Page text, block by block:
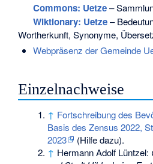
Commons: Uetze–
Wiktionary: Uetze–
Wortherkunft, Synonyme,
Webpräsenz der Gemeinde
Einzelnachweise
↑ Fortschreibung des
Basis des Zensus 2022,
2023
(Hilfe dazu).
↑ Hermann Adolf Lüntzel: